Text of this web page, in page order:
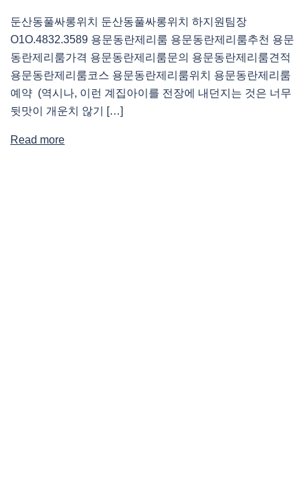
둔산동풀싸롱위치 둔산동풀싸롱위치 하지원팀장
O1O.4832.3589 용문동란제리룸 용문동란제리룸추천 용문
동란제리룸가격 용문동란제리룸문의 용문동란제리룸견적
용문동란제리룸코스 용문동란제리룸위치 용문동란제리룸
예약 (역시나, 이런 계집아이를 전장에 내던지는 것은 너무
뒷맛이 개운치 않기 […]
Read more